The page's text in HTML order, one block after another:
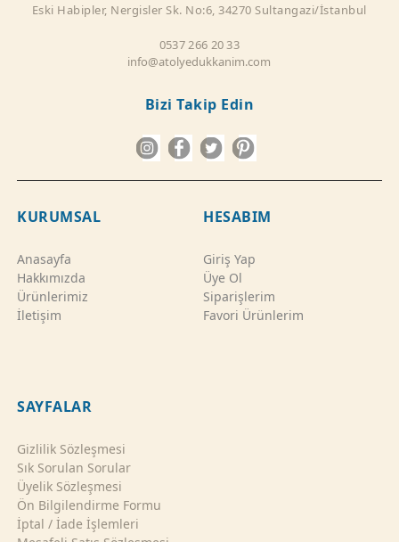
Eski Habipler, Nergisler Sk. No:6, 34270 Sultangazi/İstanbul
0537 266 20 33
info@atolyedukkanim.com
Bizi Takip Edin
KURUMSAL
Anasayfa
Hakkımızda
Ürünlerimiz
İletişim
HESABIM
Giriş Yap
Üye Ol
Siparişlerim
Favori Ürünlerim
SAYFALAR
Gizlilik Sözleşmesi
Sık Sorulan Sorular
Üyelik Sözleşmesi
Ön Bilgilendirme Formu
İptal / İade İşlemleri